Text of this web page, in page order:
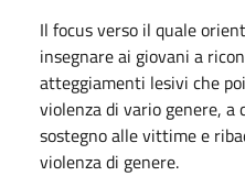
Il focus verso il quale
insegnare ai giovani a
atteggiamenti lesivi che
violenza di vario genere, a
sostegno alle vittime e
violenza di genere.